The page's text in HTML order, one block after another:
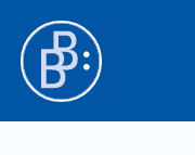
Hauptinhalt
Sidebar